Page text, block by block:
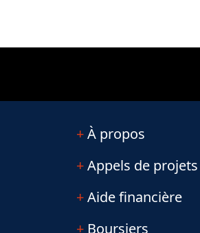
À propos
Appels de projets
Aide financière
Boursiers